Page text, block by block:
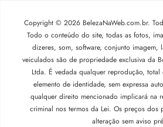
Copyright © 2026 BelezaNaWeb.com.br.
Todo o conteúdo do site, todas as fotos,
dizeres, som, software, conjunto imagem,
veiculados são de propriedade exclusiva da
Ltda. É vedada qualquer reprodução,
elemento de identidade, sem expressa
qualquer direito mencionado implicará na
criminal nos termos da Lei. Os preços dos
alteração sem aviso